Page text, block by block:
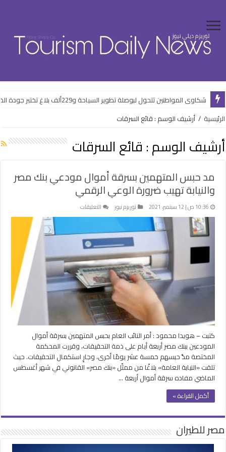
شكاوى المواطنين تتحول لبوصلة تطوير السياحة و229ألف بلاغ تختبر جودة الخدمات
الرئيسية / أرشيف الوسم : قائع السرقات
أرشيف الوسم : قائع السرقات
مد حبس المتهمين بسرقة أموال مودعي بنك مصر
والنيابة تهيب ضرورة الوعي الرقمي
10:36 ص | 12 سبتمبر، 2021 توريزم نيوز التعليقات
مد
المتهمين
أموال
مودعي
بنك
مصر
والنيابة
الوعي
الرقمي
مغلقة
كتبت – هويدا محمود : أمر النائب العام بحبس المتهمين بسرقة أموال
المودعين ببنك مصر أربعة أيام على ذمة التحقيقات، وقررت المحكمة
المختصة مدَّ حبسهم خمسة عشر يومًا أخرى، وجارٍ استكمال التحقيقات. حيث
تلقت «النيابة العامة» بلاغًا من ممثّل «بنك مصر» القانوني في شهر أغسطس
الماضي مفاده سرقة أموال أربعة …
أكمل القراءة »
مصر للطيران